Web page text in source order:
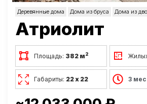
Деревянные дома Дома из бруса Дома из
Атриолит
Площадь: 382 м2
Габариты: 22 х 22 3 мес